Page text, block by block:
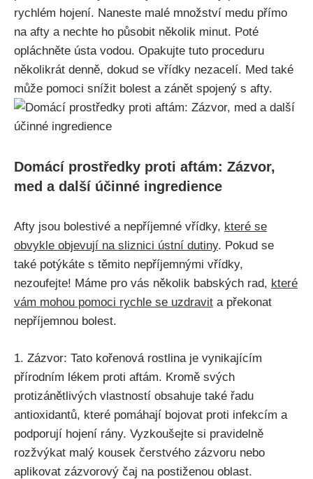
rychlém hojení. Naneste ‌malé množství medu přímo
na afty a nechte ho působit⁢ několik minut. Poté
opláchněte ústa vodou. Opakujte tuto ⁤proceduru
několikrát denně, dokud se vřídky nezacelí. Med také
může pomoci snížit bolest a ​zánět spojený s afty.
Domácí prostředky proti aftám:⁤ Zázvor,
med a další účinné ingredience
Afty jsou bolestivé a nepříjemné vřídky, které se
obvykle objevují na sliznici ústní dutiny. Pokud se
také potýkáte s těmito nepříjemnými vřídky,
nezoufejte! Máme​ pro vás několik babských ⁢rad,⁢ které
vám mohou pomoci rychle se uzdravit a překonat
nepříjemnou ‍bolest.
1. Zázvor: Tato kořenová rostlina je vynikajícím
přírodním lékem proti aftám. Kromě svých
protizánětlivých vlastností obsahuje také‍ řadu
antioxidantů, které pomáhají bojovat proti infekcím a
podporují hojení rány. Vyzkoušejte si pravidelně
rozžvýkat malý kousek čerstvého zázvoru nebo‌
aplikovat zázvorový čaj na postiženou oblast.